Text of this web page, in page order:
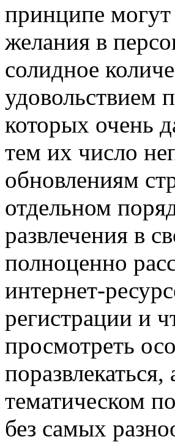
принципе могут
желания в
солидное
удовольствием
которых очень
тем их число
обновлениям
отдельном
развлечения в
полноценно
интернет-
регистрации и
просмотреть
тематическом
без самых